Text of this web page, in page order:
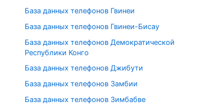
База данных телефонов Гвинеи
База данных телефонов Гвинеи-Бисау
База данных телефонов Демократической
Республики Конго
База данных телефонов Джибути
База данных телефонов Замбии
База данных телефонов Зимбабве